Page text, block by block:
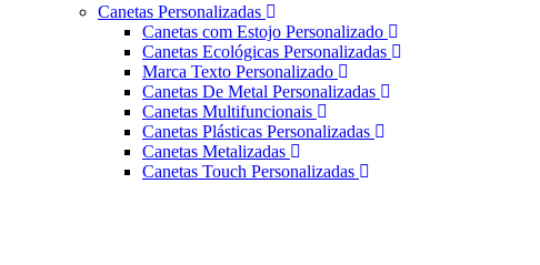
Canetas Personalizadas
Canetas com Estojo Personalizado
Canetas Ecológicas Personalizadas
Marca Texto Personalizado
Canetas De Metal Personalizadas
Canetas Multifuncionais
Canetas Plásticas Personalizadas
Canetas Metalizadas
Canetas Touch Personalizadas